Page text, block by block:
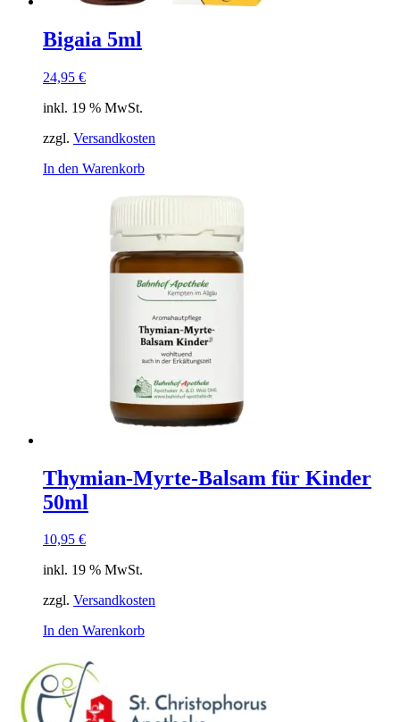
Bigaia 5ml
24,95 €
inkl. 19 % MwSt.
zzgl. Versandkosten
In den Warenkorb
Thymian-Myrte-Balsam für Kinder
50ml
10,95 €
inkl. 19 % MwSt.
zzgl. Versandkosten
In den Warenkorb